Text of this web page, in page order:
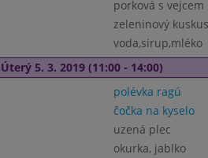
porková s vejcem
zeleninový
voda,sirup,mléko
Úterý 5. 3. 2019 (11:00 - 14:00)
polévka ragú
čočka na kyselo
uzená plec
okurka, jablko